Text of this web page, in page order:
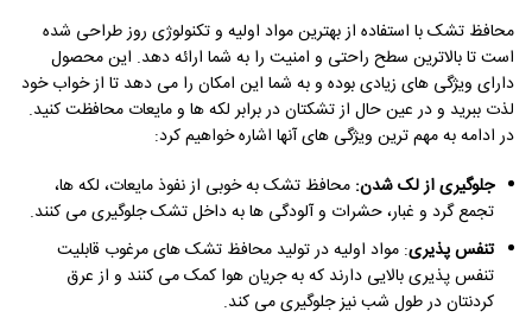
محافظ تشک با استفاده از بهترین مواد اولیه و تکنولوژی روز طراحی شده
است تا بالاترین سطح راحتی و امنیت را به شما ارائه دهد. این محصول
دارای ویژگی های زیادی بوده و به شما این امکان را می دهد تا از خواب خود
لذت ببرید و در عین حال از تشکتان در برابر لکه ها و مایعات محافظت کنید.
در ادامه به مهم ترین ویژگی های آنها اشاره خواهیم کرد:
جلوگیری از لک شدن: محافظ تشک به خوبی از نفوذ مایعات، لکه ها،
تجمع گرد و غبار، حشرات و آلودگی ها به داخل تشک جلوگیری می کنند.
تنفس پذیری: مواد اولیه در تولید محافظ تشک های مرغوب قابلیت
تنفس پذیری بالایی دارند که به جریان هوا کمک می کنند و از عرق
کردنتان در طول شب نیز جلوگیری می کند.